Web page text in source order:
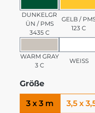
DUNKELGR
ÜN / PMS
3435 C
GELB /
123 C
WARM GRAY 3
WARM GRAY
3 C
WEISS
Größe
3 x 3 m 3,5 x